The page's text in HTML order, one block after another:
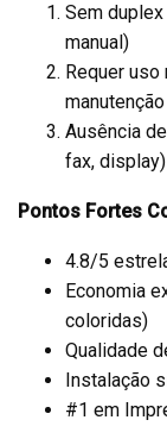
Sem
manual)
Requer
manutenção
Ausência
fax, display)
Pontos Fortes
4.8/5
Economia
coloridas)
Qualidade
Instalação
#1 em